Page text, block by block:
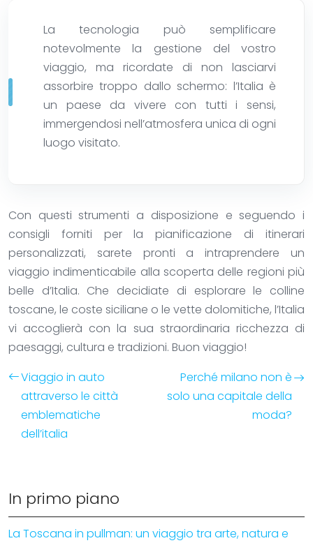
La tecnologia può semplificare
notevolmente la gestione del vostro
viaggio, ma ricordate di non lasciarvi
assorbire troppo dallo schermo: l’Italia è
un paese da vivere con tutti i sensi,
immergendosi nell’atmosfera unica di ogni
luogo visitato.
Con questi strumenti a disposizione e seguendo i
consigli forniti per la pianificazione di itinerari
personalizzati, sarete pronti a intraprendere un
viaggio indimenticabile alla scoperta delle regioni più
belle d’Italia. Che decidiate di esplorare le colline
toscane, le coste siciliane o le vette dolomitiche, l’Italia
vi accoglierà con la sua straordinaria ricchezza di
paesaggi, cultura e tradizioni. Buon viaggio!
Viaggio in auto
attraverso le città
emblematiche
dell’italia
Perché milano non è
solo una capitale della
moda?
In primo piano
La Toscana in pullman: un viaggio tra arte, natura e